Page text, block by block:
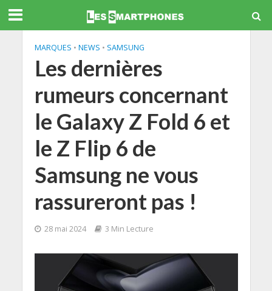
MARQUES • NEWS • SAMSUNG
Les dernières
rumeurs concernant
le Galaxy Z Fold 6 et
le Z Flip 6 de
Samsung ne vous
rassureront pas !
28 mai 2024 3 Min Lecture